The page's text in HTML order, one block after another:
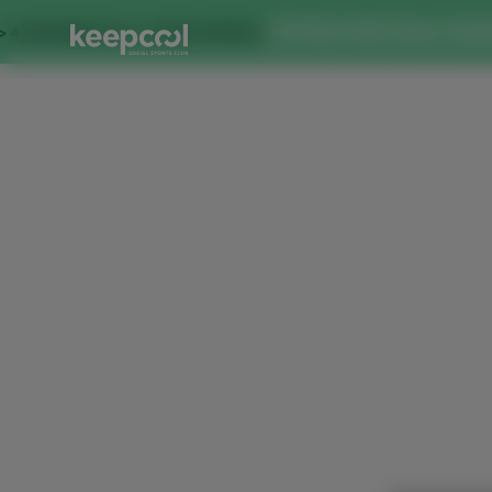
À 0€ << OFFRE LIMITÉE ☀️ OFFRE SPECIALE DANS